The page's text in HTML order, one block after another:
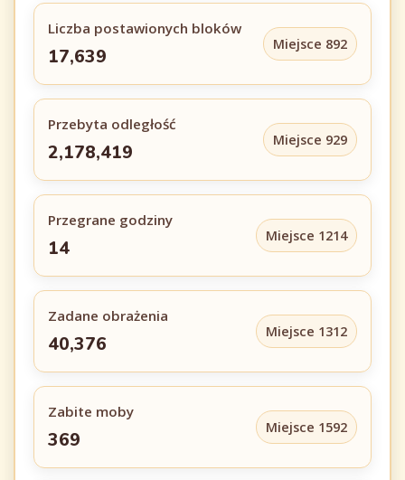
Liczba postawionych bloków
17,639
Miejsce 892
Przebyta odległość
2,178,419
Miejsce 929
Przegrane godziny
14
Miejsce 1214
Zadane obrażenia
40,376
Miejsce 1312
Zabite moby
369
Miejsce 1592